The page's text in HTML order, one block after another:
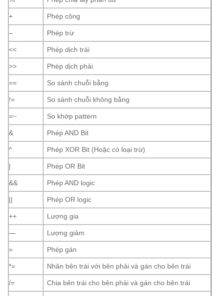
+ Phép cộng
– Phép trừ
<< Phép dịch trái
>> Phép dịch phải
== So sánh chuỗi bằng
!= So sánh chuỗi không bằng
=~ So khớp pattern
& Phép AND Bit
^ Phép XOR Bit (Hoặc có loại trừ)
| Phép OR Bit
&& Phép AND logic
|| Phép OR logic
++ Lượng gia
— Lượng giảm
= Phép gán
*= Nhân bên trái với bên phải và gán cho bên trái
/= Chia bên trái cho bên phải và gán cho bên trái